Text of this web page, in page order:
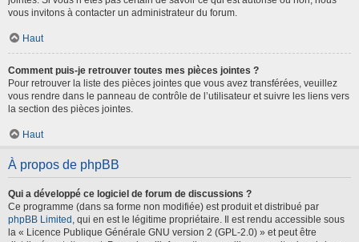
vous invitons à contacter un administrateur du forum.
Haut
Comment puis-je retrouver toutes mes pièces jointes ?
Pour retrouver la liste des pièces jointes que vous avez transférées, veuillez
vous rendre dans le panneau de contrôle de l’utilisateur et suivre les liens vers
la section des pièces jointes.
Haut
À propos de phpBB
Qui a développé ce logiciel de forum de discussions ?
Ce programme (dans sa forme non modifiée) est produit et distribué par
phpBB Limited , qui en est le légitime propriétaire. Il est rendu accessible sous
la « Licence Publique Générale GNU version 2 (GPL-2.0) » et peut être